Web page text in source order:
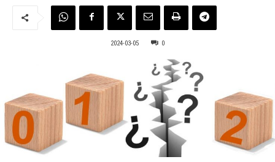
2024-03-05 0